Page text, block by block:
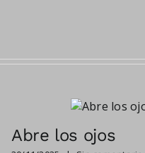
Abre los ojos